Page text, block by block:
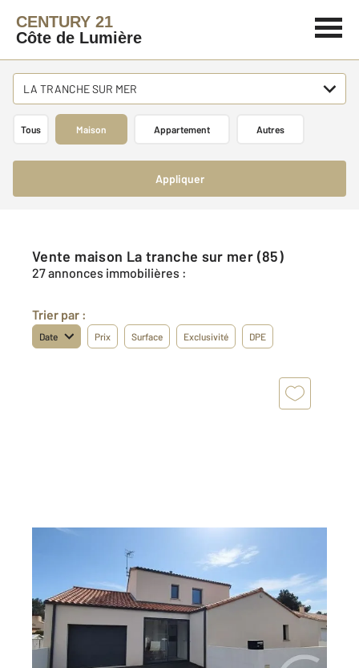
CENTURY 21
Côte de Lumière
LA TRANCHE SUR MER
Tous Maison Appartement Autres
Appliquer
Vente maison La tranche sur mer (85)
27 annonces immobilières :
Trier par :
Date Prix Surface Exclusivité DPE
LA TRANCHE SUR MER 85
, 6 pièces
Ref : 2940
Maison à vendre
477 000 €